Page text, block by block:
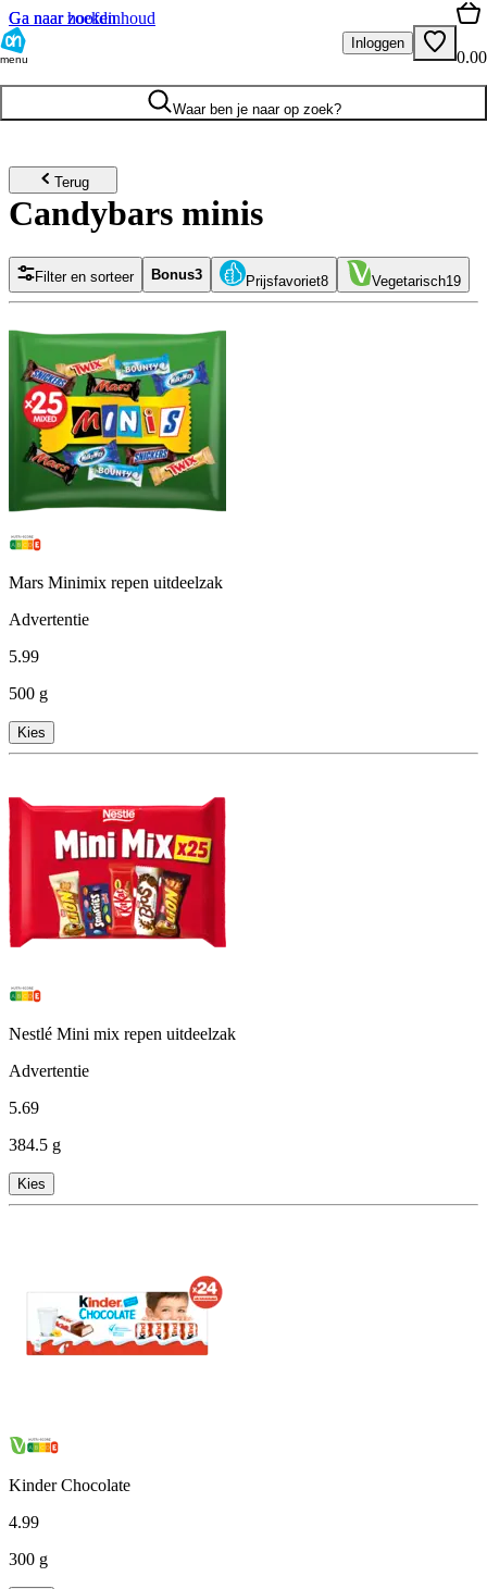
Ga naar hoofdinhoud
Ga naar zoeken
menu
Inloggen
0.00
Waar ben je naar op zoek?
Terug
Candybars minis
Filter en sorteer Bonus3 Prijsfavoriet8 Vegetarisch19
Mars Minimix repen uitdeelzak
Advertentie
5.99
500 g
Kies
Nestlé Mini mix repen uitdeelzak
Advertentie
5.69
384.5 g
Kies
Kinder Chocolate
4.99
300 g